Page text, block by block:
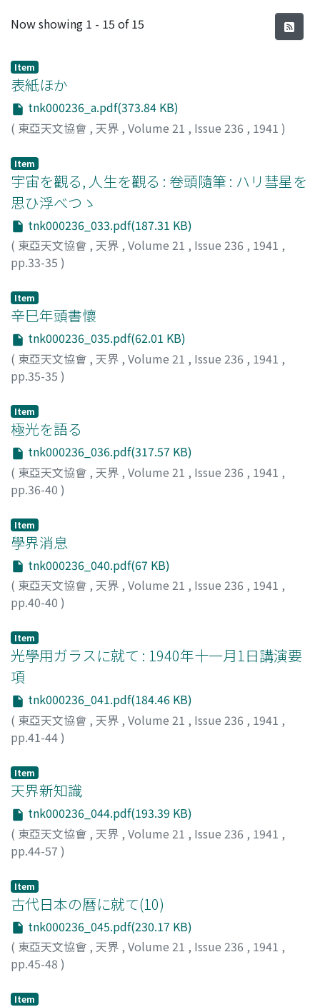
Recent Submissions
Now showing 1 - 15 of 15
Item
表紙ほか
tnk000236_a.pdf(373.84 KB)
( 東亞天文協會 , 天界 , Volume 21 , Issue 236 , 1941 )
Item
宇宙を觀る, 人生を觀る : 卷頭隨筆 : ハリ彗星を
思ひ浮べつゝ
tnk000236_033.pdf(187.31 KB)
( 東亞天文協會 , 天界 , Volume 21 , Issue 236 , 1941 ,
pp.33-35 )
Item
辛巳年頭書懷
tnk000236_035.pdf(62.01 KB)
( 東亞天文協會 , 天界 , Volume 21 , Issue 236 , 1941 ,
pp.35-35 )
Item
極光を語る
tnk000236_036.pdf(317.57 KB)
( 東亞天文協會 , 天界 , Volume 21 , Issue 236 , 1941 ,
pp.36-40 )
Item
學界消息
tnk000236_040.pdf(67 KB)
( 東亞天文協會 , 天界 , Volume 21 , Issue 236 , 1941 ,
pp.40-40 )
Item
光學用ガラスに就て : 1940年十一月1日講演要
項
tnk000236_041.pdf(184.46 KB)
( 東亞天文協會 , 天界 , Volume 21 , Issue 236 , 1941 ,
pp.41-44)
Item
天界新知識
tnk000236_044.pdf(193.39 KB)
( 東亞天文協會 , 天界 , Volume 21 , Issue 236 , 1941 ,
pp.44-57 )
Item
古代日本の曆に就て(10)
tnk000236_045.pdf(230.17 KB)
( 東亞天文協會 , 天界 , Volume 21 , Issue 236 , 1941 ,
pp.45-48 )
Item